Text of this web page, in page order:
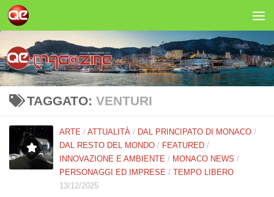
Salta al contenuto
TAGGATO: VENTURI
ARTE / ATTUALITÀ / DAL PRINCIPATO DI MONACO /
DAL RESTO DEL MONDO / FEATURED /
INNOVAZIONE E AMBIENTE / MONACO NEWS /
PERSONAGGI ED IMPRESE / TEMPO LIBERO
13/12/2025